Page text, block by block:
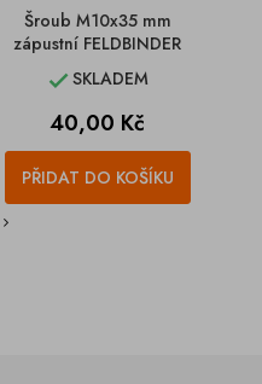
Šroub M10x35 mm
zápustní FELDBINDER
SKLADEM
Cena
40,00 Kč
PŘIDAT DO KOŠÍKU